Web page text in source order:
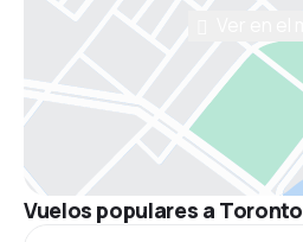
Vuelos populares a Toronto